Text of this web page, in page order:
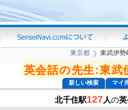
東京都 ❯ 東武伊勢
英会話の先生:東武
新しい検索 マイ
北千住駅127 人の